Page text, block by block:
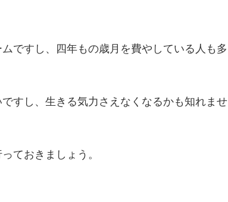
ですし、四年もの歳月を費やしている人も多
すし、生きる気力さえなくなるかも知れませ
ておきましょう。